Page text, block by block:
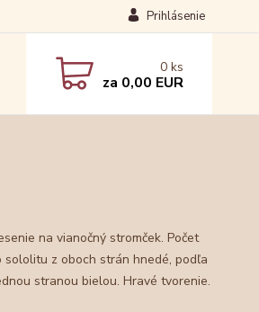
Prihlásenie
0 ks
za 0,00 EUR
na vianočný stromček. Počet
z oboch strán hnedé, podľa
stranou bielou. Hravé tvorenie.